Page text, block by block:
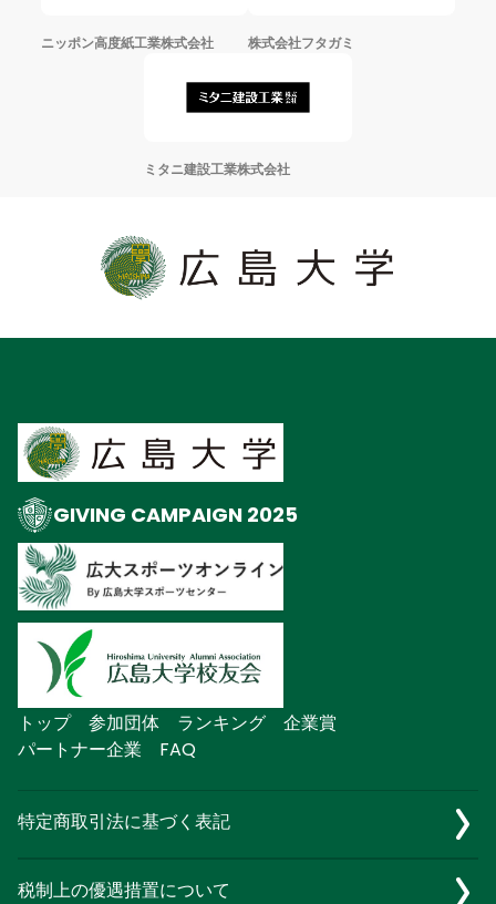
ニッポン高度紙工業株式会社 株式会社フタガミ
ミタニ建設工業株式会社
GIVING CAMPAIGN 2025
トップ 参加団体 ランキング
企業賞
パートナー企業
FAQ
特定商取引法に基づく表記
税制上の優遇措置について